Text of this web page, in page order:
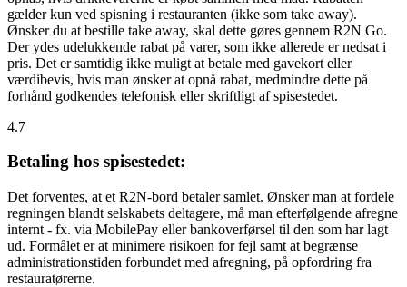
gælder kun ved spisning i restauranten (ikke som take away).
Ønsker du at bestille take away, skal dette gøres gennem R2N Go.
Der ydes udelukkende rabat på varer, som ikke allerede er nedsat i
pris. Det er samtidig ikke muligt at betale med gavekort eller
værdibevis, hvis man ønsker at opnå rabat, medmindre dette på
forhånd godkendes telefonisk eller skriftligt af spisestedet.
4.7
Betaling hos spisestedet:
Det forventes, at et R2N-bord betaler samlet. Ønsker man at fordele
regningen blandt selskabets deltagere, må man efterfølgende afregne
internt - fx. via MobilePay eller bankoverførsel til den som har lagt
ud. Formålet er at minimere risikoen for fejl samt at begrænse
administrationstiden forbundet med afregning, på opfordring fra
restauratørerne.